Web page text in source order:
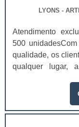
LYONS -
Atendimento
500
qualidade, os
qualquer lugar,
possíveis
conhecimento